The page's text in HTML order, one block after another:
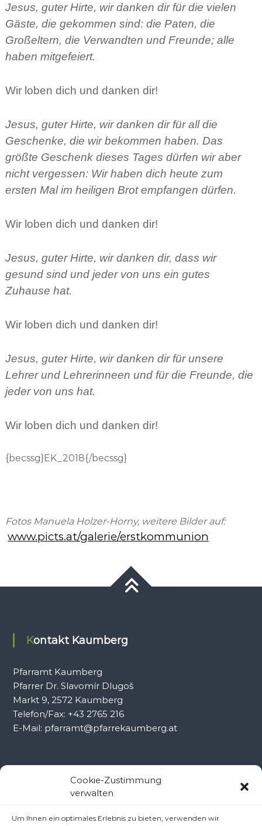
Cookie-Zustimmung
verwalten
Um Ihnen ein optimales Erlebnis zu bieten, verwenden wir
Jesus, guter Hirte, wir danken dir für die vielen
Gäste, die gekommen sind: die Paten, die
Großeltern, die Verwandten und Freunde; alle
haben mitgefeiert.
Wir loben dich und danken dir!
Jesus, guter Hirte, wir danken dir für all die
Geschenke, die wir bekommen haben. Das
größte Geschenk dieses Tages dürfen wir aber
nicht vergessen: Wir haben dich heute zum
ersten Mal im heiligen Brot empfangen dürfen.
Wir loben dich und danken dir!
Jesus, guter Hirte, wir danken dir, dass wir
gesund sind und jeder von uns ein gutes
Zuhause hat.
Wir loben dich und danken dir!
Jesus, guter Hirte, wir danken dir für unsere
Lehrer und Lehrerinneen und für die Freunde, die
jeder von uns hat.
Wir loben dich und danken dir!
{becssg}EK_2018{/becssg}
Fotos Manuela Holzer-Horny, weitere Bilder auf:
www.picts.at/galerie/erstkommunion
Kontakt Kaumberg
Pfarramt Kaumberg
Pfarrer Dr. Slavomír Dlugoš
Markt 9, 2572 Kaumberg
Telefon/Fax: +43 2765 216
E-Mail: pfarramt@pfarrekaumberg.at
Kontakt Ramsau
Pfarrer Dr. Slavomír Dlugoš